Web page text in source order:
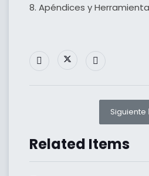
8. Apéndices y
Artículo
Siguiente
Related Items